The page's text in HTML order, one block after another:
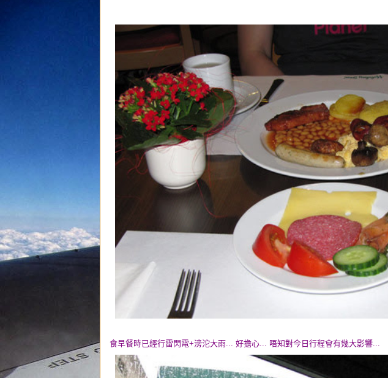
食早餐時已經行雷閃電+滂沱大雨... 好擔心... 唔知對今日行程會有幾大影響...